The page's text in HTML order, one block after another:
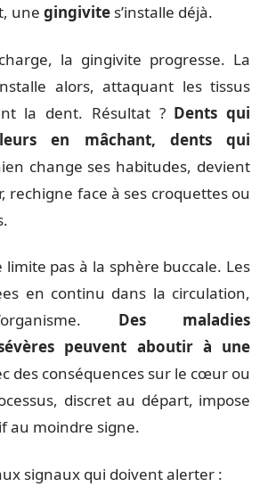
une gingivite s’installe déjà.
la gingivite progresse. La
alors, attaquant les tissus
la dent. Résultat ? Dents qui
en mâchant, dents qui
change ses habitudes, devient
rechigne face à ses croquettes ou
limite pas à la sphère buccale. Les
en continu dans la circulation,
Des maladies
peuvent aboutir à une
des conséquences sur le cœur ou
discret au départ, impose
au moindre signe.
signaux qui doivent alerter :